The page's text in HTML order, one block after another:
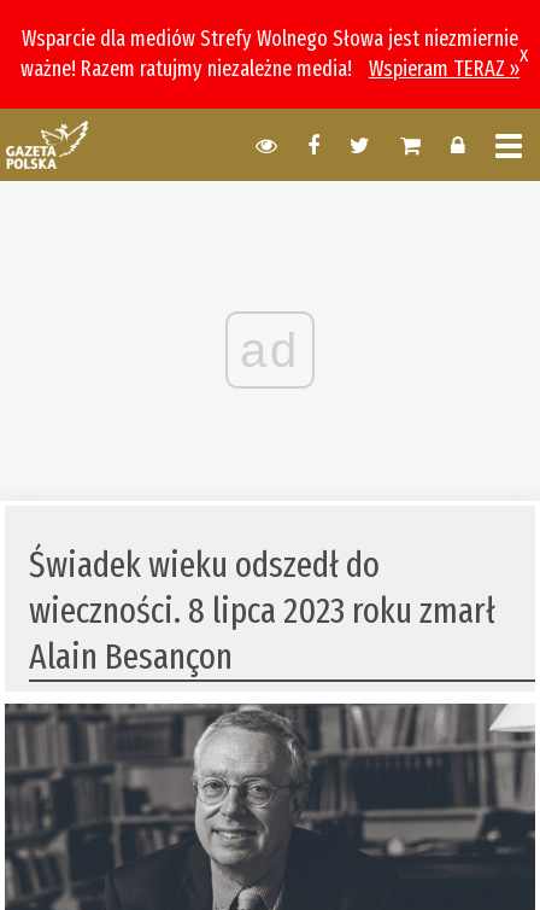
Wsparcie dla mediów Strefy Wolnego Słowa jest niezmiernie
ważne! Razem ratujmy niezależne media!
Wspieram TERAZ »
x
ad
Świadek wieku odszedł do
wieczności. 8 lipca 2023 roku zmarł
Alain Besançon